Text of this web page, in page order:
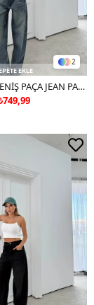
2
EKLE
YÜKSEK BEL GENİŞ PAÇA JEAN PANTOLON